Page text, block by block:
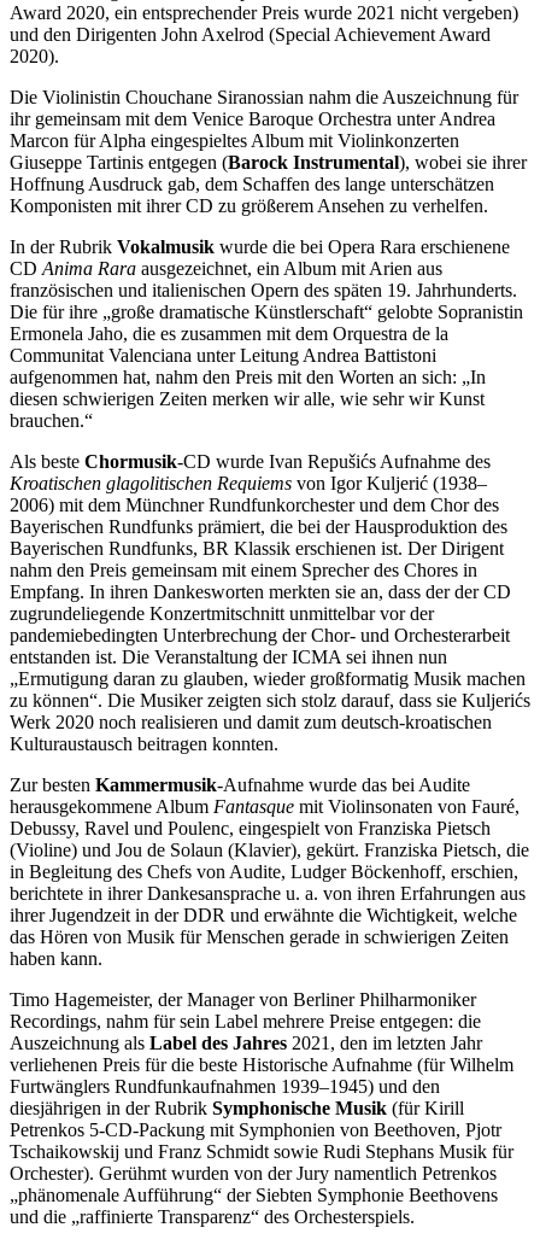
Award 2020, ein entsprechender Preis wurde 2021 nicht vergeben)
und den Dirigenten John Axelrod (Special Achievement Award
2020).
Die Violinistin Chouchane Siranossian nahm die Auszeichnung für
ihr gemeinsam mit dem Venice Baroque Orchestra unter Andrea
Marcon für Alpha eingespieltes Album mit Violinkonzerten
Giuseppe Tartinis entgegen (Barock Instrumental), wobei sie ihrer
Hoffnung Ausdruck gab, dem Schaffen des lange unterschätzen
Komponisten mit ihrer CD zu größerem Ansehen zu verhelfen.
In der Rubrik Vokalmusik wurde die bei Opera Rara erschienene
CD Anima Rara ausgezeichnet, ein Album mit Arien aus
französischen und italienischen Opern des späten 19. Jahrhunderts.
Die für ihre „große dramatische Künstlerschaft“ gelobte Sopranistin
Ermonela Jaho, die es zusammen mit dem Orquestra de la
Communitat Valenciana unter Leitung Andrea Battistoni
aufgenommen hat, nahm den Preis mit den Worten an sich: „In
diesen schwierigen Zeiten merken wir alle, wie sehr wir Kunst
brauchen.“
Als beste Chormusik-CD wurde Ivan Repušićs Aufnahme des
Kroatischen glagolitischen Requiems von Igor Kuljerić (1938–
2006) mit dem Münchner Rundfunkorchester und dem Chor des
Bayerischen Rundfunks prämiert, die bei der Hausproduktion des
Bayerischen Rundfunks, BR Klassik erschienen ist. Der Dirigent
nahm den Preis gemeinsam mit einem Sprecher des Chores in
Empfang. In ihren Dankesworten merkten sie an, dass der der CD
zugrundeliegende Konzertmitschnitt unmittelbar vor der
pandemiebedingten Unterbrechung der Chor- und Orchesterarbeit
entstanden ist. Die Veranstaltung der ICMA sei ihnen nun
„Ermutigung daran zu glauben, wieder großformatig Musik machen
zu können“. Die Musiker zeigten sich stolz darauf, dass sie Kuljerićs
Werk 2020 noch realisieren und damit zum deutsch-kroatischen
Kulturaustausch beitragen konnten.
Zur besten Kammermusik-Aufnahme wurde das bei Audite
herausgekommene Album Fantasque mit Violinsonaten von Fauré,
Debussy, Ravel und Poulenc, eingespielt von Franziska Pietsch
(Violine) und Jou de Solaun (Klavier), gekürt. Franziska Pietsch, die
in Begleitung des Chefs von Audite, Ludger Böckenhoff, erschien,
berichtete in ihrer Dankesansprache u. a. von ihren Erfahrungen aus
ihrer Jugendzeit in der DDR und erwähnte die Wichtigkeit, welche
das Hören von Musik für Menschen gerade in schwierigen Zeiten
haben kann.
Timo Hagemeister, der Manager von Berliner Philharmoniker
Recordings, nahm für sein Label mehrere Preise entgegen: die
Auszeichnung als Label des Jahres 2021, den im letzten Jahr
verliehenen Preis für die beste Historische Aufnahme (für Wilhelm
Furtwänglers Rundfunkaufnahmen 1939–1945) und den
diesjährigen in der Rubrik Symphonische Musik (für Kirill
Petrenkos 5-CD-Packung mit Symphonien von Beethoven, Pjotr
Tschaikowskij und Franz Schmidt sowie Rudi Stephans Musik für
Orchester). Gerühmt wurden von der Jury namentlich Petrenkos
„phänomenale Aufführung“ der Siebten Symphonie Beethovens
und die „raffinierte Transparenz“ des Orchesterspiels.